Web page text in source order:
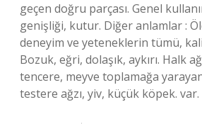
geçen doğru parçası. Genel
genişliği, kutur. Diğer anlamlar :
deneyim ve yeteneklerin tümü,
Bozuk, eğri, dolaşık, aykırı. Halk
tencere, meyve toplamağa
testere ağzı, yiv, küçük köpek. var.